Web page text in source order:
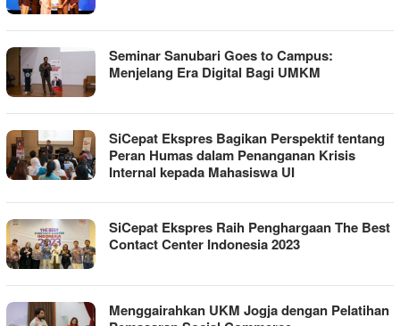
Seminar Sanubari Goes to Campus:
Menjelang Era Digital Bagi UMKM
SiCepat Ekspres Bagikan Perspektif tentang
Peran Humas dalam Penanganan Krisis
Internal kepada Mahasiswa UI
SiCepat Ekspres Raih Penghargaan The Best
Contact Center Indonesia 2023
Menggairahkan UKM Jogja dengan Pelatihan